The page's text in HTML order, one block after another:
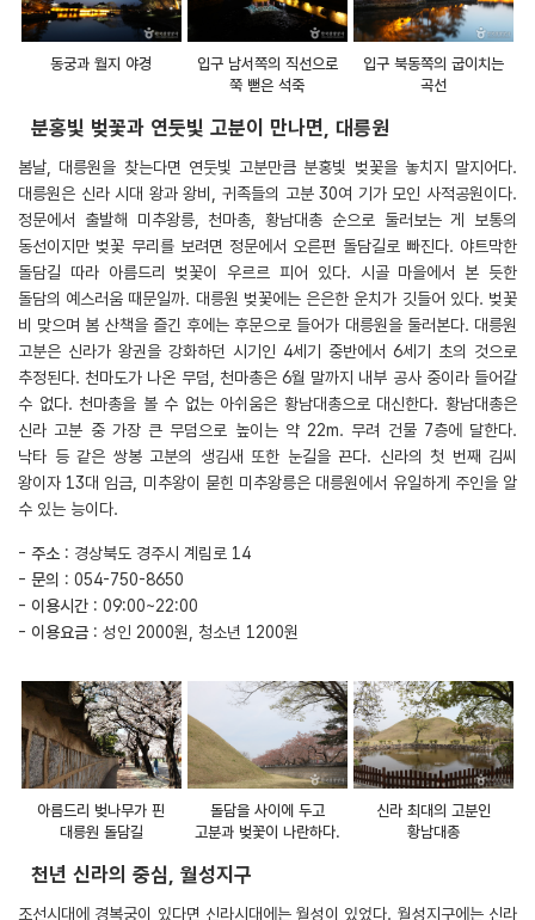
동궁과 월지 야경
입구 남서쪽의 직선으로
쭉 뻗은 석축
입구 북동쪽의 굽이치는
곡선
분홍빛 벚꽃과 연둣빛 고분이 만나면, 대릉원
봄날, 대릉원을 찾는다면 연둣빛 고분만큼 분홍빛 벚꽃을 놓치지 말지어다.
대릉원은 신라 시대 왕과 왕비, 귀족들의 고분 30여 기가 모인 사적공원이다.
정문에서 출발해 미추왕릉, 천마총, 황남대총 순으로 둘러보는 게 보통의
동선이지만 벚꽃 무리를 보려면 정문에서 오른편 돌담길로 빠진다. 야트막한
돌담길 따라 아름드리 벚꽃이 우르르 피어 있다. 시골 마을에서 본 듯한
돌담의 예스러움 때문일까. 대릉원 벚꽃에는 은은한 운치가 깃들어 있다. 벚꽃
비 맞으며 봄 산책을 즐긴 후에는 후문으로 들어가 대릉원을 둘러본다. 대릉원
고분은 신라가 왕권을 강화하던 시기인 4세기 중반에서 6세기 초의 것으로
추정된다. 천마도가 나온 무덤, 천마총은 6월 말까지 내부 공사 중이라 들어갈
수 없다. 천마총을 볼 수 없는 아쉬움은 황남대총으로 대신한다. 황남대총은
신라 고분 중 가장 큰 무덤으로 높이는 약 22m. 무려 건물 7층에 달한다.
낙타 등 같은 쌍봉 고분의 생김새 또한 눈길을 끈다. 신라의 첫 번째 김씨
왕이자 13대 임금, 미추왕이 묻힌 미추왕릉은 대릉원에서 유일하게 주인을 알
수 있는 능이다.
- 주소 : 경상북도 경주시 계림로 14
- 문의 : 054-750-8650
- 이용시간 : 09:00~22:00
- 이용요금 : 성인 2000원, 청소년 1200원
아름드리 벚나무가 핀
대릉원 돌담길
돌담을 사이에 두고
고분과 벚꽃이 나란하다.
신라 최대의 고분인
황남대총
천년 신라의 중심, 월성지구
조선시대에 경복궁이 있다면 신라시대에는 월성이 있었다. 월성지구에는 신라